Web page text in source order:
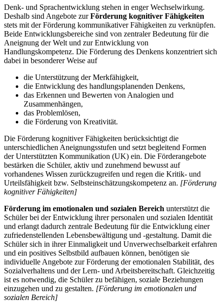
Denk- und Sprachentwicklung stehen in enger Wechselwirkung.
Deshalb sind Angebote zurFörderung kognitiver Fähigkeiten
stets mit der Förderung kommunikativer Fähigkeiten zu verknüpfen.
Beide Entwicklungsbereiche sind von zentraler Bedeutung für die
Aneignung der Welt und zur Entwicklung von
Handlungskompetenz. Die Förderung des Denkens konzentriert sich
dabei in besonderer Weise auf
die Unterstützung der Merkfähigkeit,
die Entwicklung des handlungsplanenden Denkens,
das Erkennen und Bewerten von Analogien und
Zusammenhängen,
das Problemlösen,
die Förderung von Kreativität.
Die Förderung kognitiver Fähigkeiten berücksichtigt die
unterschiedlichen Aneignungsstufen und setzt begleitend Formen
der Unterstützten Kommunikation (UK) ein. Die Förderangebote
bestärken die Schüler, aktiv und zunehmend bewusst auf
vorhandenes Wissen zurückzugreifen und regen die Kritik- und
Urteilsfähigkeit bzw. Selbsteinschätzungskompetenz an. [Förderung
kognitiver Fähigkeiten]
Förderung im emotionalen und sozialen Bereich unterstützt die
Schüler bei der Entwicklung ihrer personalen und sozialen Identität
und erlangt dadurch zentrale Bedeutung für die Entwicklung einer
zufriedenstellenden Lebensbewältigung und -gestaltung. Damit die
Schüler sich in ihrer Einmaligkeit und Unverwechselbarkeit erfahren
und ein positives Selbstbild aufbauen können, benötigen sie
individuelle Angebote zur Förderung der emotionalen Stabilität, des
Sozialverhaltens und der Lern- und Arbeitsbereitschaft. Gleichzeitig
ist es notwendig, die Schüler zu befähigen, soziale Beziehungen
einzugehen und zu gestalten. [Förderung im emotionalen und
sozialen Bereich]